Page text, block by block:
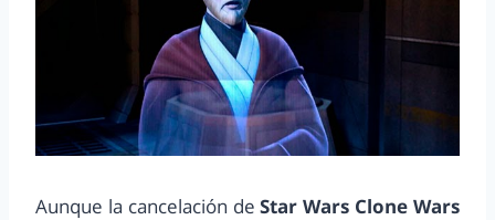
Aunque la cancelación deStar Wars Clone Wars